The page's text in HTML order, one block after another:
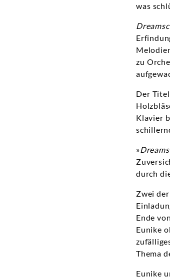
was
zu
Der
Klavier
»
durch
Zwei
Ende von
Eunike
Thema
Eunike